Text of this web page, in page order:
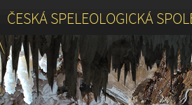
ČESKÁ SPELEOLOGICKÁ